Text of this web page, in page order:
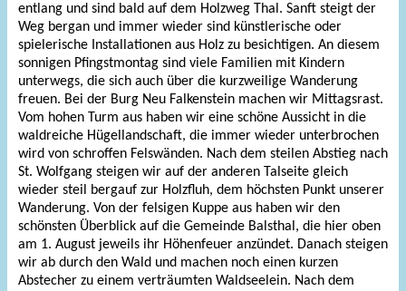
entlang und sind bald auf dem Holzweg Thal. Sanft steigt der
Weg bergan und immer wieder sind künstlerische oder
spielerische Installationen aus Holz zu besichtigen. An diesem
sonnigen Pfingstmontag sind viele Familien mit Kindern
unterwegs, die sich auch über die kurzweilige Wanderung
freuen. Bei der Burg Neu Falkenstein machen wir Mittagsrast.
Vom hohen Turm aus haben wir eine schöne Aussicht in die
waldreiche Hügellandschaft, die immer wieder unterbrochen
wird von schroffen Felswänden. Nach dem steilen Abstieg nach
St. Wolfgang steigen wir auf der anderen Talseite gleich
wieder steil bergauf zur Holzfluh, dem höchsten Punkt unserer
Wanderung. Von der felsigen Kuppe aus haben wir den
schönsten Überblick auf die Gemeinde Balsthal, die hier oben
am 1. August jeweils ihr Höhenfeuer anzündet. Danach steigen
wir ab durch den Wald und machen noch einen kurzen
Abstecher zu einem verträumten Waldseelein. Nach dem